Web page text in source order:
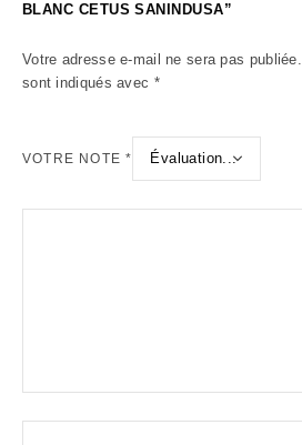
BLANC CETUS SANINDUSA”
Votre adresse e-mail ne sera pas publiée.
sont indiqués avec *
VOTRE NOTE*